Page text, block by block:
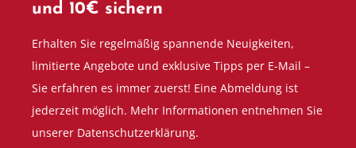
und 10€ sichern
Erhalten Sie regelmäßig spannende Neuigkeiten,
limitierte Angebote und exklusive Tipps per E-Mail –
Sie erfahren es immer zuerst! Eine Abmeldung ist
jederzeit möglich. Mehr Informationen entnehmen Sie
unserer Datenschutzerklärung.